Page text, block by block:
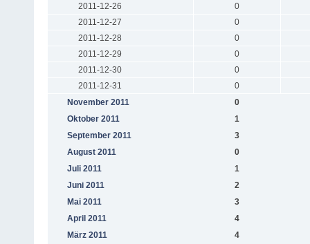
2011-12-26
0
2011-12-27
0
2011-12-28
0
2011-12-29
0
2011-12-30
0
2011-12-31
0
November 2011
0
Oktober 2011
1
September 2011
3
August 2011
0
Juli 2011
1
Juni 2011
2
Mai 2011
3
April 2011
4
März 2011
4